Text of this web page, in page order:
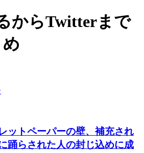
からTwitterまで
ットペーパーの壁、補充され
踊らされた人の封じ込めに成